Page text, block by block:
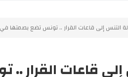
التنس إلى قاعات القرار .. تونس تضع بصمتها
قاعات القرار